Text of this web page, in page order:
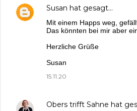
Susan hat gesagt…
Mit einem Happs weg,
Das könnten bei mir aber
Herzliche Grüße
Susan
15.11.20
Obers trifft Sahne hat